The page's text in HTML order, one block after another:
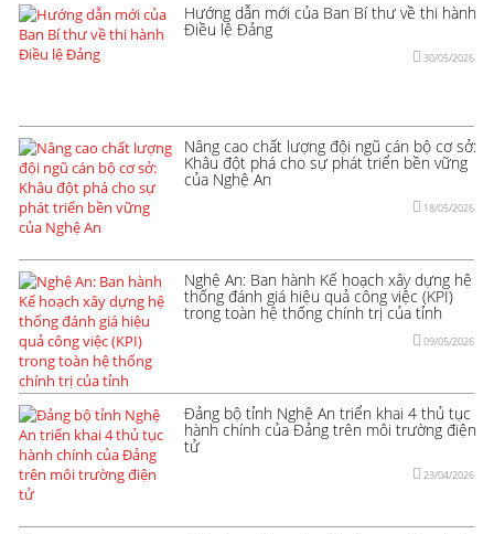
Hướng dẫn mới của Ban Bí thư về thi hành
Điều lệ Đảng
30/05/2026
Nâng cao chất lượng đội ngũ cán bộ cơ sở:
Khâu đột phá cho sự phát triển bền vững
của Nghệ An
18/05/2026
Nghệ An: Ban hành Kế hoạch xây dựng hệ
thống đánh giá hiệu quả công việc (KPI)
trong toàn hệ thống chính trị của tỉnh
09/05/2026
Đảng bộ tỉnh Nghệ An triển khai 4 thủ tục
hành chính của Đảng trên môi trường điện
tử
23/04/2026